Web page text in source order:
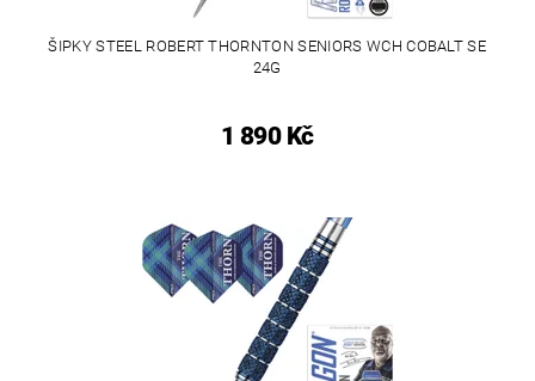
ŠIPKY STEEL ROBERT THORNTON SENIORS WCH COBALT SE
24G
1 890 Kč